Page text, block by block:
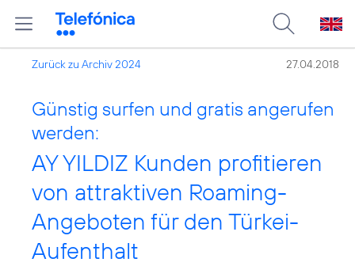
Zurück zu Archiv 2024 27.04.2018
Günstig surfen und gratis angerufen
werden:
AY YILDIZ Kunden profitieren
von attraktiven Roaming-
Angeboten für den Türkei-
Aufenthalt